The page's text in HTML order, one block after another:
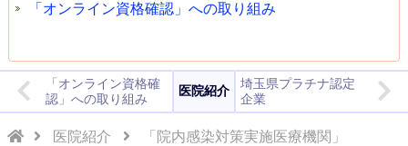
「オンライン資格確認」への取り組み
「オンライン資格確
認」への取り組み
医院紹介
埼玉県プラチナ認定
企業
医院紹介 「院内感染対策実施医療機関」